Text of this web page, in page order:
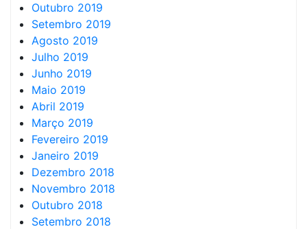
Outubro 2019
Setembro 2019
Agosto 2019
Julho 2019
Junho 2019
Maio 2019
Abril 2019
Março 2019
Fevereiro 2019
Janeiro 2019
Dezembro 2018
Novembro 2018
Outubro 2018
Setembro 2018